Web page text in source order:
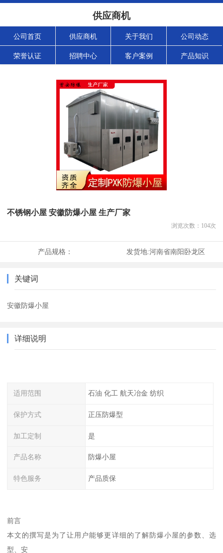
供应商机
公司首页 供应商机 关于我们 公司动态
荣誉认证 招聘中心 客户案例 产品知识
不锈钢小屋 安徽防爆小屋 生产厂家
浏览次数： 104次
产品规格： 发货地:河南省南阳卧龙区
关键词
安徽防爆小屋
详细说明
适用范围 石油 化工 航天冶金 纺织
保护方式 正压防爆型
加工定制 是
产品名称 防爆小屋
特色服务 产品质保
前言
本文的撰写是为了让用户能够更详细的了解防爆小屋的参数、选
型、安